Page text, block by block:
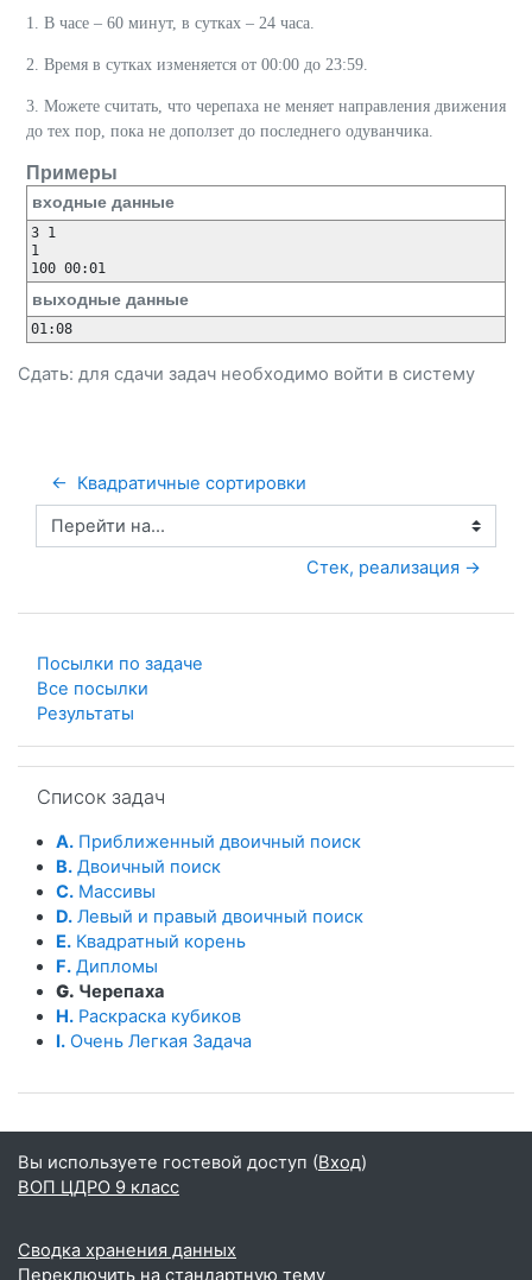
1. В часе – 60 минут, в сутках – 24 часа.
2. Время в сутках изменяется от 00:00 до 23:59.
3. Можете считать, что черепаха не меняет направления движения
до тех пор, пока не доползет до последнего одуванчика.
Примеры
входные данные
3 1
1
выходные данные
Сдать: для сдачи задач необходимо войти в систему
←  Квадратичные сортировки
Перейти на...
Стек, реализация →
Посылки по задаче
Все посылки
Результаты
Список задач
A. Приближенный двоичный поиск
B. Двоичный поиск
C. Массивы
D. Левый и правый двоичный поиск
E. Квадратный корень
F. Дипломы
G. Черепаха
H. Раскраска кубиков
I. Очень Легкая Задача
Вы используете гостевой доступ (Вход)
ВОП ЦДРО 9 класс
Сводка хранения данных
Переключить на стандартную тему